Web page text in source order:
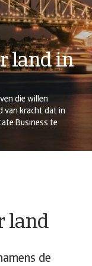
land in
die willen
van kracht dat in
Business te
land
de